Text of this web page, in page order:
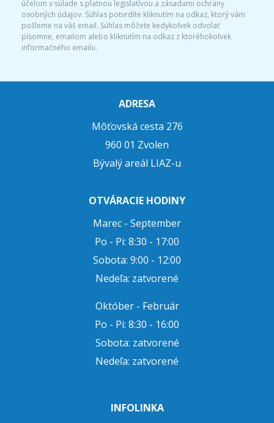
účelom v súlade s platnou legislatívou a zásadami ochrany
osobných údajov. Súhlas potvrdíte kliknutím na odkaz, ktorý vám
pošleme na váš email. Súhlas môžete kedykoľvek odvolať
písomne, emailom alebo kliknutím na odkaz z ktoréhokoľvek
informačného emailu.
ADRESA
Môťovská cesta 276
960 01 Zvolen
Bývalý areál LIAZ-u
OTVÁRACIE HODINY
Marec - September
Po - Pi: 8:30 - 17:00
Sobota: 9:00 - 12:00
Nedeľa: zatvorené
Október - Február
Po - Pi: 8:30 - 16:00
Sobota: zatvorené
Nedeľa: zatvorené
INFOLINKA